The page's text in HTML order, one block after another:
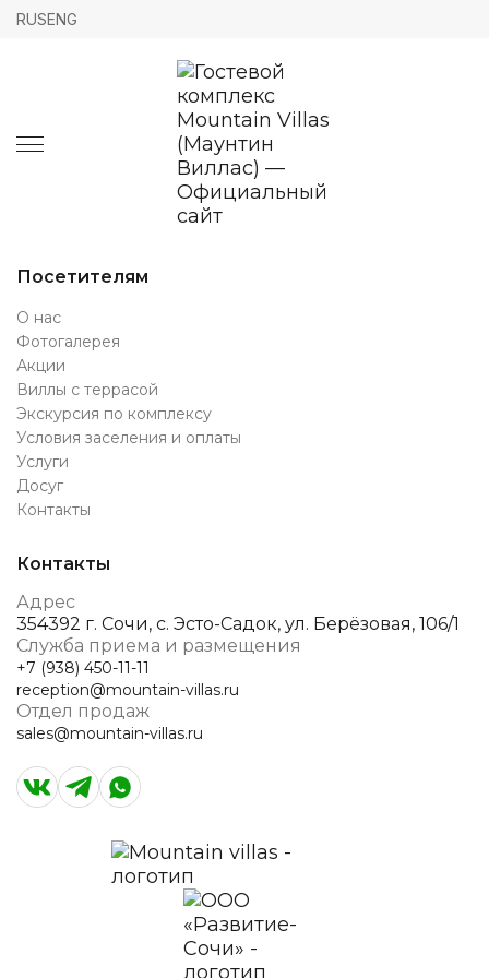
RUSENG
Посетителям
О нас
Фотогалерея
Акции
Виллы с террасой
Экскурсия по комплексу
Условия заселения и оплаты
Услуги
Досуг
Контакты
Контакты
Адрес
354392 г. Сочи, с. Эсто-Садок, ул. Берёзовая, 106/1
Служба приема и размещения
+7 (938) 450-11-11
reception@mountain-villas.ru
Отдел продаж
sales@mountain-villas.ru